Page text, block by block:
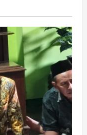
Supervisi
Karangmojo
Pembangunan
Kalurahan
Febrie
Diusut Tuntas,
Reformasi